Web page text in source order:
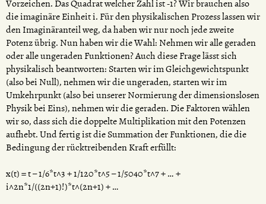
Vorzeichen. Das Quadrat welcher Zahl ist -1? Wir brauchen also
die imaginäre Einheit i. Für den physikalischen Prozess lassen wir
den Imaginäranteil weg, da haben wir nur noch jede zweite
Potenz übrig. Nun haben wir die Wahl: Nehmen wir alle geraden
oder alle ungeraden Funktionen? Auch diese Frage lässt sich
physikalisch beantworten: Starten wir im Gleichgewichtspunkt
(also bei Null), nehmen wir die ungeraden, starten wir im
Umkehrpunkt (also bei unserer Normierung der dimensionslosen
Physik bei Eins), nehmen wir die geraden. Die Faktoren wählen
wir so, dass sich die doppelte Multiplikation mit den Potenzen
aufhebt. Und fertig ist die Summation der Funktionen, die die
Bedingung der rücktreibenden Kraft erfüllt:
x(t) = t – 1/6*t^3 + 1/120*t^5 – 1/5040*t^7 + … +
i^2n*1/((2n+1)!)*t^(2n+1) + …